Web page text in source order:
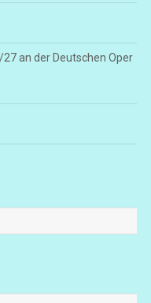
an der Deutschen Oper